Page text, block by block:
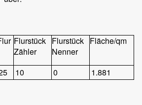
Flurstück
Zähler
Flurstück
Nenner
Fläche/qm
10 0 1.881